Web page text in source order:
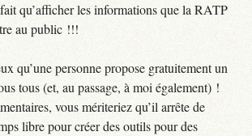
qu’afficher les informations que la RATP
au public !!!
qu’une personne propose gratuitement un
tous (et, au passage, à moi également) !
vous mériteriez qu’il arrête de
libre pour créer des outils pour des